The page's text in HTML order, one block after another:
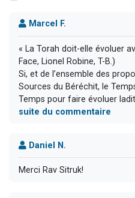
Marcel F.
« La Torah doit-elle évoluer
Face, Lionel Robine, T-B.)
Si, et de l’ensemble des
Sources du Béréchit, le
Temps pour faire évoluer
suite du commentaire
Daniel N.
Merci Rav Sitruk!